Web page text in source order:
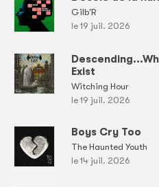
Gilb'R
le 19 juil. 2026
Exist
Witching Hour
le 19 juil. 2026
Boys Cry Too
The Haunted Youth
le 14 juil. 2026